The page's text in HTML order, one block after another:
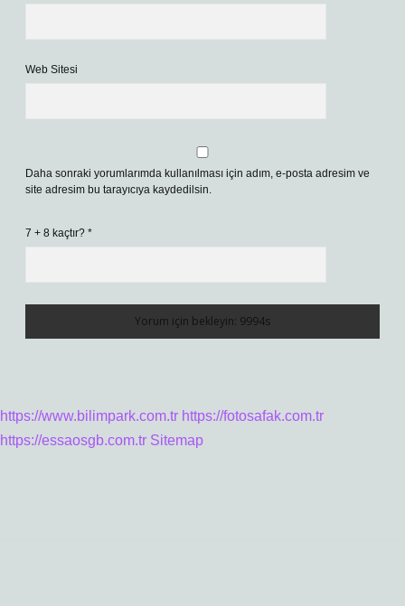
Web Sitesi
Daha sonraki yorumlarımda kullanılması için adım, e-posta adresim ve
site adresim bu tarayıcıya kaydedilsin.
7 + 8 kaçtır? *
https://www.bilimpark.com.tr https://fotosafak.com.tr
https://essaosgb.com.tr Sitemap